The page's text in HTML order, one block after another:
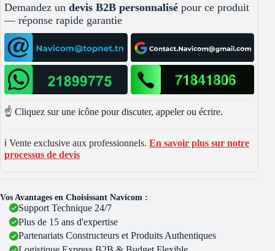
Demandez un devis B2B personnalisé pour ce produit
— réponse rapide garantie
☝️ Cliquez sur une icône pour discuter, appeler ou écrire.
ℹ️ Vente exclusive aux professionnels. En savoir plus sur notre
processus de devis
Vos Avantages en Choisissant Navicom :
Support Technique 24/7
Plus de 15 ans d'expertise
Partenariats Constructeurs et Produits Authentiques